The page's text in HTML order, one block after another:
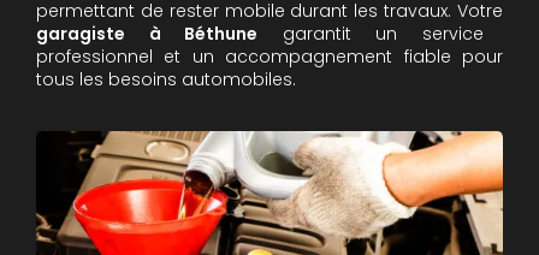
permettant de rester mobile durant les travaux. Votre
garagiste à Béthune garantit un service
professionnel et un accompagnement fiable pour
tous les besoins automobiles.